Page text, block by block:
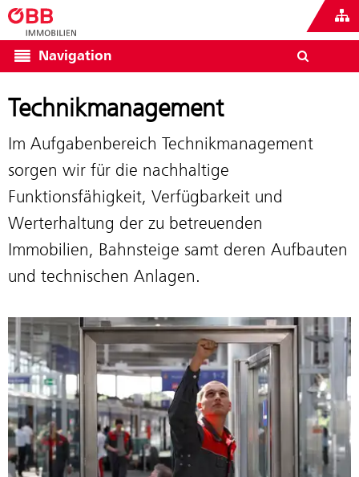
Navigation
Technikmanagement
Im Aufgabenbereich Technikmanagement
sorgen wir für die nachhaltige
Funktionsfähigkeit, Verfügbarkeit und
Werterhaltung der zu betreuenden
Immobilien, Bahnsteige samt deren Aufbauten
und technischen Anlagen.